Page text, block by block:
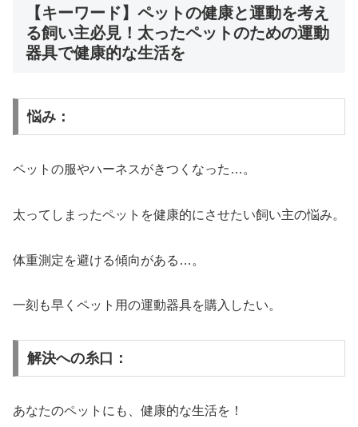
【キーワード】ペットの健康と運動を考え
る飼い主必見！太ったペットのための運動
器具で健康的な生活を
悩み：
ペットの服やハーネスがきつくなった…。
太ってしまったペットを健康的にさせたい飼い主の悩み。
体重測定を避ける傾向がある…。
一刻も早くペット用の運動器具を購入したい。
解決への糸口：
あなたのペットにも、健康的な生活を！